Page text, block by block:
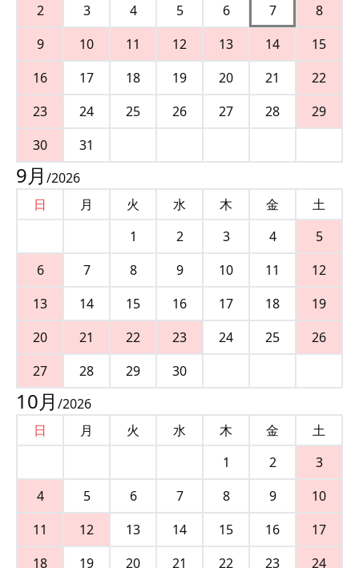
2
3 4 5 6 7
8
9
10 11 12 13 14
15
16
17 18 19 20 21
22
23
24 25 26 27 28
29
30
31
9月 /2026
日
月 火 水 木 金
土
1
2 3 4
5
6
7 8 9 10 11
12
13
14 15 16 17 18
19
20
21 22 23 24 25
26
27
28 29 30
10月 /2026
日
月 火 水 木 金
土
1
2
3
4
5 6 7 8 9
10
11
12 13 14 15 16
17
18
19 20 21 22 23
24